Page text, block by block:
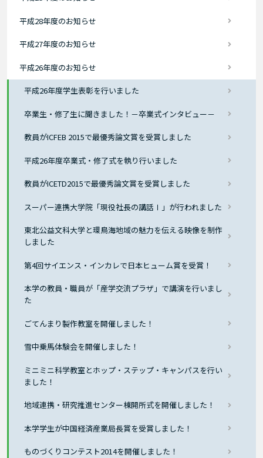
平成28年度のお知らせ
平成27年度のお知らせ
平成26年度のお知らせ
平成26年度学生表彰を行いました
卒業生・修了生に聞きました！－卒業式インタビュー－
教員がICFEB 2015で最優秀論文賞を受賞しました
平成26年度卒業式・修了式を執り行いました
教員がICETD2015で最優秀論文賞を受賞しました
スーパー連携大学院「現役社長の講話Ⅰ」が行われました
東北公益文科大学と環鳥海地域の魅力を伝える映像を制作
しました
第4回サイエンス・インカレで日本ヒューム賞を受賞！
本学の教員・職員が「産学交流プラザ」で講演を行いまし
た
ごてんまり製作教室を開催しました！
雪中乗馬体験会を開催しました！
ミニミニ科学教室とホップ・ステップ・キャンパスを行い
ました！
地域連携・研究推進センター棟開所式を開催しました！
本学学生が中国経済産業局長賞を受賞しました！
ものづくりコンテスト2014を開催しました！